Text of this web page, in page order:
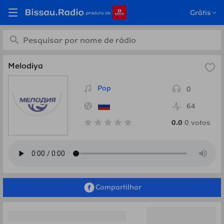
Grátis
Ouça Melodiya, Rússia em
Bissau.Radio
Melodiya
Pop
0
64
0.0 0 votos
Compartilhar